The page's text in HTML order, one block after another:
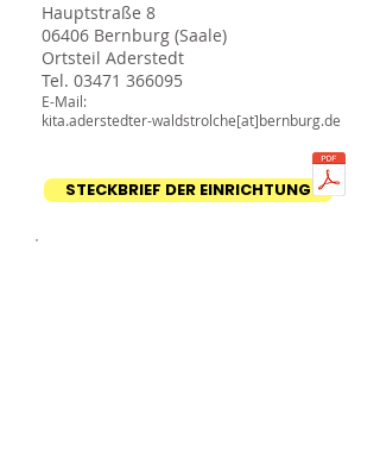
Hauptstraße 8
06406 Bernburg (Saale)
Ortsteil Aderstedt
Tel. 03471 366095
E-Mail:
kita.aderstedter-waldstrolche[at]bernburg.de
STECKBRIEF DER EINRICHTUNG